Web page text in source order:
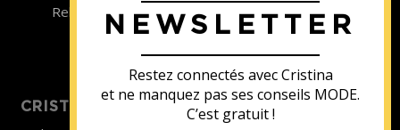
Relooking femme
ENTREPRISE
Formations
CRISTINA SOUTIENT
NEWSLETTER
Restez connectés avec Cristina
et ne manquez pas ses conseils MODE.
C’est gratuit !